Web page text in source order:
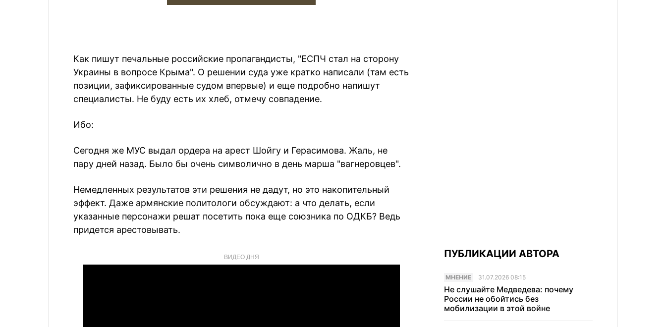
Как пишут печальные российские пропагандисты, "ЕСПЧ стал на сторону
Украины в вопросе Крыма". О решении суда уже кратко написали (там есть
позиции, зафиксированные судом впервые) и еще подробно напишут
специалисты. Не буду есть их хлеб, отмечу совпадение.
Ибо:
Сегодня же МУС выдал ордера на арест Шойгу и Герасимова. Жаль, не
пару дней назад. Было бы очень символично в день марша "вагнеровцев".
Немедленных результатов эти решения не дадут, но это накопительный
эффект. Даже армянские политологи обсуждают: а что делать, если
указанные персонажи решат посетить пока еще союзника по ОДКБ? Ведь
придется арестовывать.
ВИДЕО ДНЯ ПУБЛИКАЦИИ АВТОРА
МНЕНИЕ 31.07.2026 08:15
Не слушайте Медведева: почему
России не обойтись без
мобилизации в этой войне